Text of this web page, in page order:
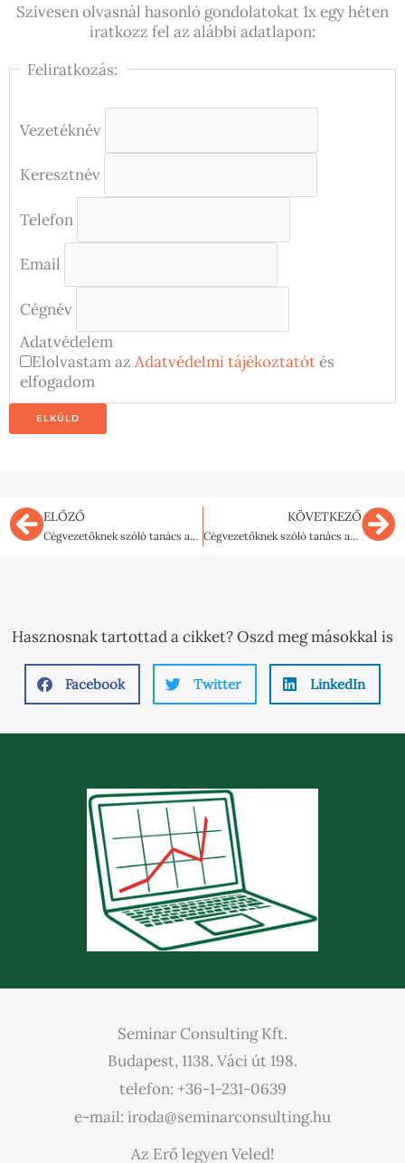
Szívesen olvasnál hasonló gondolatokat 1x egy héten
iratkozz fel az alábbi adatlapon:
Feliratkozás:
Vezetéknév
Keresztnév
Telefon
Email
Cégnév
Adatvédelem
Elolvastam az Adatvédelmi tájékoztatótés
elfogadom
Előző
ELŐZŐ
Cégvezetőknek szóló tanács az önjáró cég eléréséhez
KÖVETKEZŐ
Cégvezetőknek szóló tanács az önjáró cég eléréséhez 3.
Hasznosnak tartottad a cikket? Oszd meg másokkal is
Facebook Twitter LinkedIn
Seminar Consulting Kft.
Budapest, 1138. Váci út 198.
telefon: +36-1-231-0639
e-mail: iroda@seminarconsulting.hu
Az Erő legyen Veled!